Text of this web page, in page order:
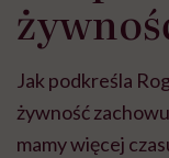
Jak podkreśla
żywność
mamy więcej